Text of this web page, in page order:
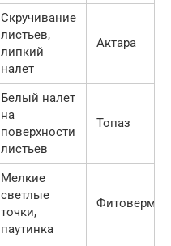
Скручивание
листьев,
липкий
налет
Актара
Белый налет
на
поверхности
листьев
Топаз
Мелкие
светлые
точки,
паутинка
Фитоверм